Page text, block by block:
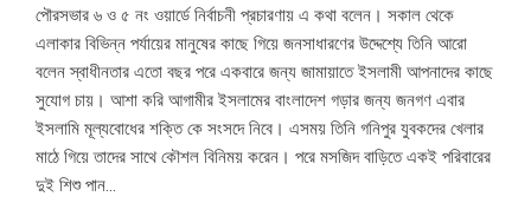
পৌরসভার ৬ ও ৫ নং ওয়ার্ডে নির্বাচনী প্রচারণায় এ কথা বলেন। সকাল থেকে
এলাকার বিভিন্ন পর্যায়ের মানুষের কাছে গিয়ে জনসাধারণের উদ্দেশ্যে তিনি আরো
বলেন স্বাধীনতার এতো বছর পরে একবারে জন্য জামায়াতে ইসলামী আপনাদের কাছে
সুযোগ চায়। আশা করি আগামীর ইসলামের বাংলাদেশ গড়ার জন্য জনগণ এবার
ইসলামি মূল্যবোধের শক্তি কে সংসদে নিবে। এসময় তিনি গনিপুর যুবকদের খেলার
মাঠে গিয়ে তাদের সাথে কৌশল বিনিময় করেন। পরে মসজিদ বাড়িতে একই পরিবারের
দুই শিশু পান...